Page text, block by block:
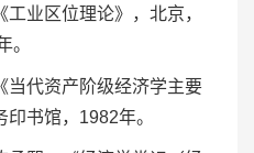
工业区位理论》，北京，
。
当代资产阶级经济学主要
书馆，1982年。